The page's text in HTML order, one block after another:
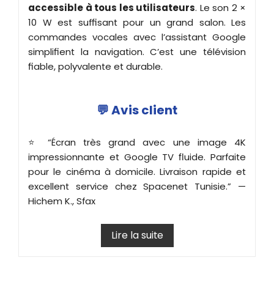
accessible à tous les utilisateurs. Le son 2 ×
10 W est suffisant pour un grand salon. Les
commandes vocales avec l’assistant Google
simplifient la navigation. C’est une télévision
fiable, polyvalente et durable.
💬 Avis client
⭐ “Écran très grand avec une image 4K
impressionnante et Google TV fluide. Parfaite
pour le cinéma à domicile. Livraison rapide et
excellent service chez Spacenet Tunisie.” —
Hichem K., Sfax
Lire la suite